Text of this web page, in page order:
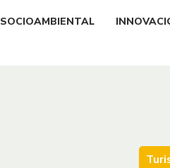
SOCIOAMBIENTAL